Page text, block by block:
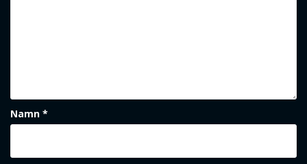
Namn *